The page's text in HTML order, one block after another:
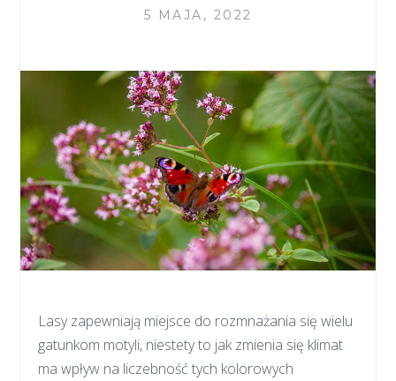
5 MAJA, 2022
Lasy zapewniają miejsce do rozmnażania się wielu
gatunkom motyli, niestety to jak zmienia się klimat
ma wpływ na liczebność tych kolorowych